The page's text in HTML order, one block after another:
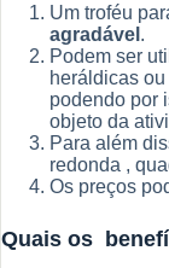
Um troféu
agradável .
Podem ser
heráldicas
podendo por
objeto da
Para além
redonda ,
Os preços
Quais os